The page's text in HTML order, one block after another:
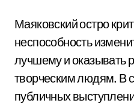
Маяковский остро
неспособность
лучшему и оказывать
творческим людям. В
публичных